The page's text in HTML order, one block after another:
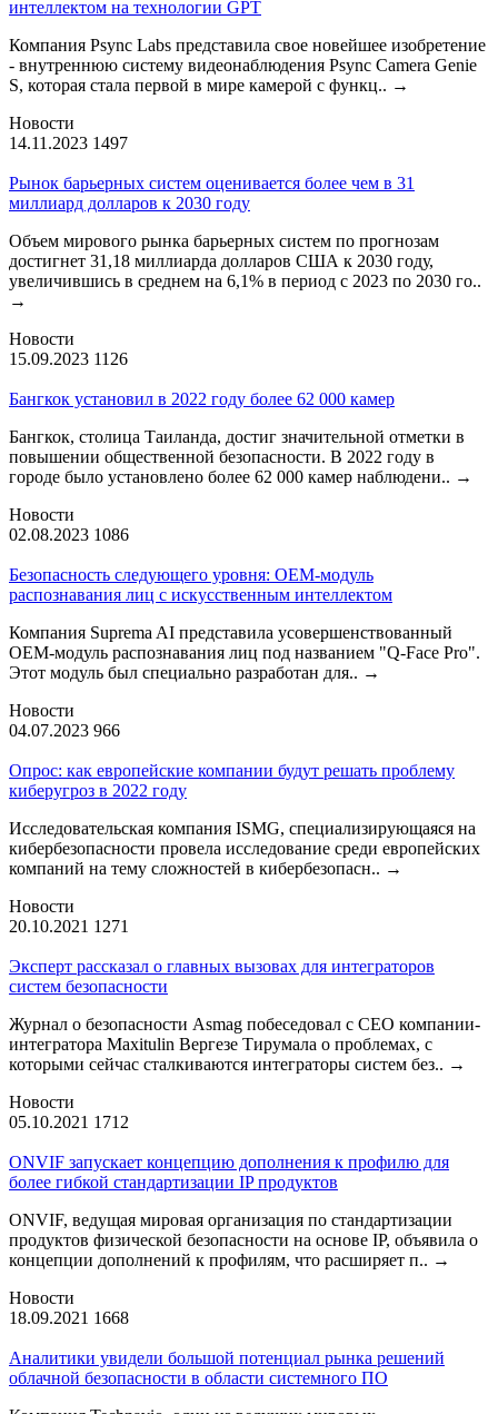
интеллектом на технологии GPT
Компания Psync Labs представила свое новейшее изобретение
- внутреннюю систему видеонаблюдения Psync Camera Genie
S, которая стала первой в мире камерой с функц.. →
Новости
14.11.2023 1497
Рынок барьерных систем оценивается более чем в 31
миллиард долларов к 2030 году
Объем мирового рынка барьерных систем по прогнозам
достигнет 31,18 миллиарда долларов США к 2030 году,
увеличившись в среднем на 6,1% в период с 2023 по 2030 го..
→
Новости
15.09.2023 1126
Бангкок установил в 2022 году более 62 000 камер
Бангкок, столица Таиланда, достиг значительной отметки в
повышении общественной безопасности. В 2022 году в
городе было установлено более 62 000 камер наблюдени.. →
Новости
02.08.2023 1086
Безопасность следующего уровня: OEM-модуль
распознавания лиц с искусственным интеллектом
Компания Suprema AI представила усовершенствованный
OEM-модуль распознавания лиц под названием "Q-Face Pro".
Этот модуль был специально разработан для.. →
Новости
04.07.2023 966
Опрос: как европейские компании будут решать проблему
киберугроз в 2022 году
Исследовательская компания ISMG, специализирующаяся на
кибербезопасности провела исследование среди европейских
компаний на тему сложностей в кибербезопасн.. →
Новости
20.10.2021 1271
Эксперт рассказал о главных вызовах для интеграторов
систем безопасности
Журнал о безопасности Asmag побеседовал с CEO компании-
интегратора Maxitulin Вергезе Тирумала о проблемах, с
которыми сейчас сталкиваются интеграторы систем без.. →
Новости
05.10.2021 1712
ONVIF запускает концепцию дополнения к профилю для
более гибкой стандартизации IP продуктов
ONVIF, ведущая мировая организация по стандартизации
продуктов физической безопасности на основе IP, объявила о
концепции дополнений к профилям, что расширяет п.. →
Новости
18.09.2021 1668
Аналитики увидели большой потенциал рынка решений
облачной безопасности в области системного ПО